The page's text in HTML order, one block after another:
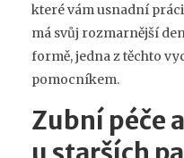
které vám usnadní
má svůj rozmarnější
formě, jedna z těchto
pomocníkem.
Zubní péče